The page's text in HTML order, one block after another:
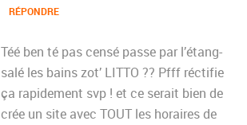
RÉPONDRE
Téé ben té pas censé passe par l’étang-
salé les bains zot’ LITTO ?? Pfff réctifie
ça rapidement svp ! et ce serait bien de
crée un site avec TOUT les horaires de